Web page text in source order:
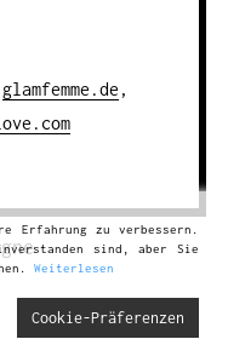
glamfemme.de ,
Erfahrung zu verbessern.
sind, aber Sie
Weiterlesen
Cookie-Präferenzen